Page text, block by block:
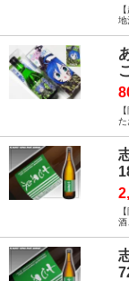
地
こ
た
酒